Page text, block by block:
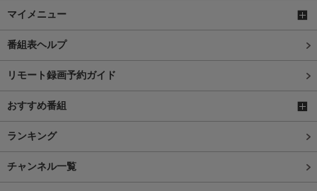
マイメニュー
番組表ヘルプ
リモート録画予約ガイド
おすすめ番組
ランキング
チャンネル一覧